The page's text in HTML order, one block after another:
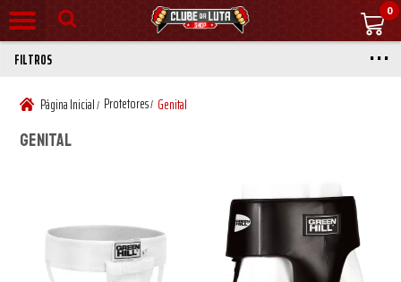
0
Página Inicial/ Protetores/ Genital
FILTROS
Genital